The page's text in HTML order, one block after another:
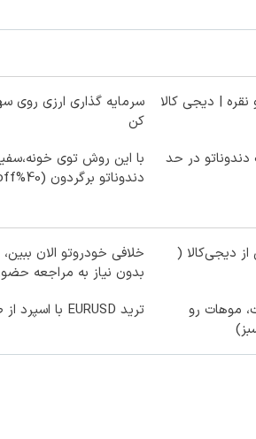
نقره | دیجی کالا
سرمایه گذاری ارزی روی
کن
دندوناتو در حد
با این روش توی
دندوناتو برگردون (40%off)
دیجی‌کالا (
خلافی خودروتو الان
بدون نیاز به مراجعه
موهات رو
ترید EURUSD با اسپرد از صفر پیپ